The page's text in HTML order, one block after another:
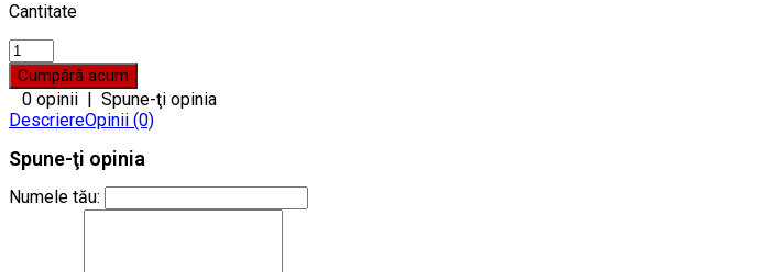
Cantitate
0 opinii | Spune-ţi opinia
DescriereOpinii (0)
Spune-ţi opinia
Numele tău: